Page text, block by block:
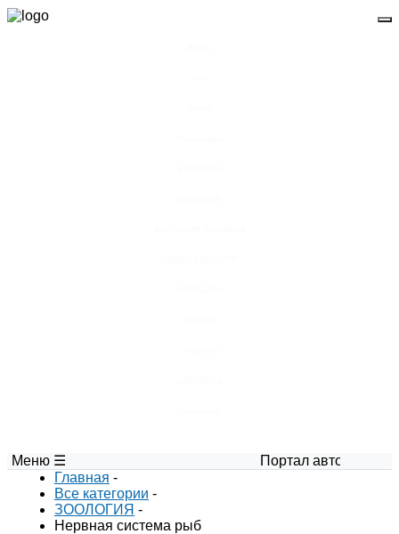
Меню ☰
Портал авторских
Главная -
Все категории -
ЗООЛОГИЯ -
Нервная система рыб